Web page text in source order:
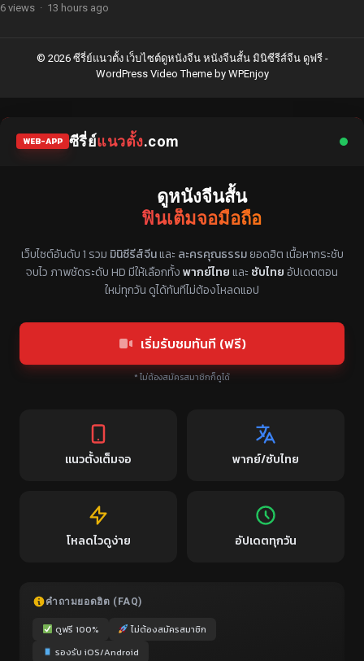
6 views · 13 hours ago
© 2026 ซีรี่ย์แนวตั้ง เว็บไซต์ดูหนังจีน หนังจีนสั้น มินิซีรีส์จีน ดูฟรี -
WordPress Video Themeby WPEnjoy
WEB-APP ซีรี่ย์แนวตั้ง.com
ดูหนังจีนสั้น
ฟินเต็มจอมือถือ
เว็บไซต์อันดับ 1 รวม มินิซีรีส์จีนและ ละครคุณธรรมยอดฮิต เนื้อหากระชับ
จบไว ภาพชัดระดับ HD มีให้เลือกทั้งพากย์ไทยและ ซับไทยอัปเดตตอน
ใหม่ทุกวัน ดูได้ทันทีไม่ต้องโหลดแอป
เริ่มรับชมทันที (ฟรี)
* ไม่ต้องสมัครสมาชิกก็ดูได้
แนวตั้งเต็มจอ พากย์/ซับไทย
โหลดไวดูง่าย อัปเดตทุกวัน
คำถามยอดฮิต (FAQ)
ดูฟรี 100%
ไม่ต้องสมัครสมาชิก
รองรับ iOS/Android